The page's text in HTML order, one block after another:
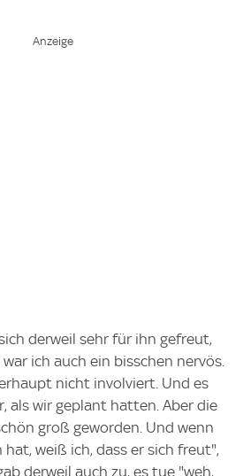
derweil sehr für ihn gefreut,
ich auch ein bisschen nervös.
nicht involviert. Und es
als wir geplant hatten. Aber die
groß geworden. Und wenn
hat, weiß ich, dass er sich freut",
derweil auch zu, es tue "weh,